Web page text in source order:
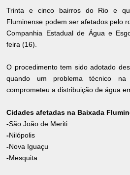
Trinta e cinco bairros do Rio e
Fluminense podem ser afetados pelo
Companhia Estadual de Água e
feira (16).
O procedimento tem sido adotado
quando um problema técnico na
comprometeu a distribuição de água
Cidades afetadas na Baixada
-São João de Meriti
-Nilópolis
-Nova Iguaçu
-Mesquita